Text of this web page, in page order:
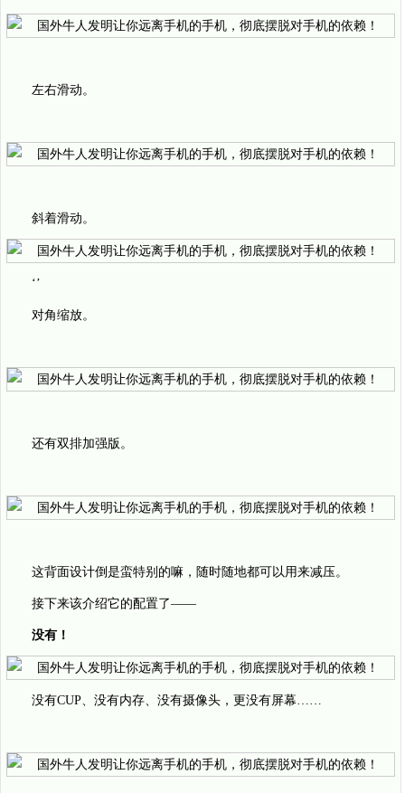
左右滑动。
斜着滑动。
‘’
对角缩放。
还有双排加强版。
这背面设计倒是蛮特别的嘛，随时随地都可以用来减压。
接下来该介绍它的配置了——
没有！
没有CUP、没有内存、没有摄像头，更没有屏幕……